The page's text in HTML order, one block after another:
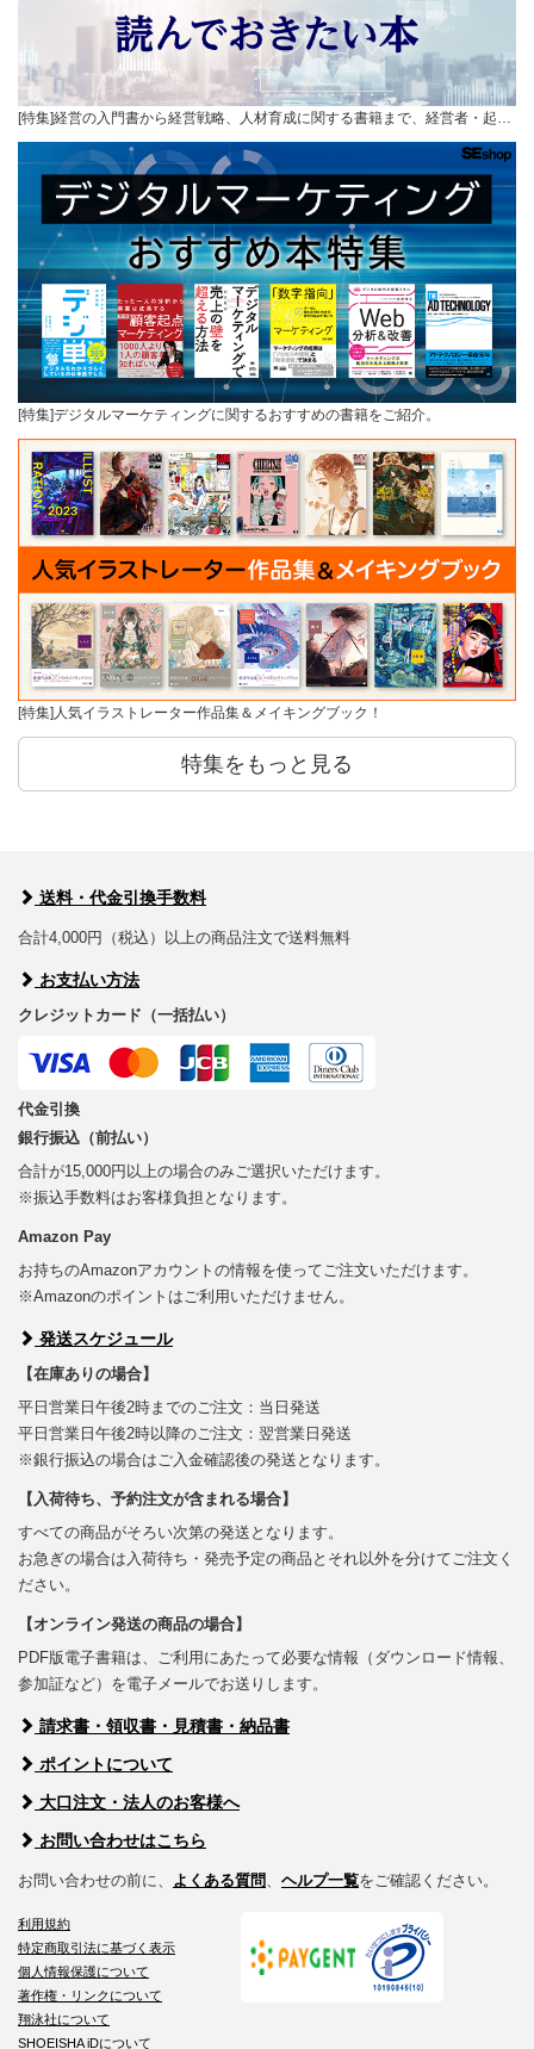
[特集]経営の入門書から経営戦略、人材育成に関する書籍まで、経営者・起…
[特集]デジタルマーケティングに関するおすすめの書籍をご紹介。
[特集]人気イラストレーター作品集＆メイキングブック！
特集をもっと見る
送料・代金引換手数料
合計4,000円（税込）以上の商品注文で送料無料
お支払い方法
クレジットカード（一括払い）
代金引換
銀行振込（前払い）
合計が15,000円以上の場合のみご選択いただけます。
※振込手数料はお客様負担となります。
Amazon Pay
お持ちのAmazonアカウントの情報を使ってご注文いただけます。
※Amazonのポイントはご利用いただけません。
発送スケジュール
【在庫ありの場合】
平日営業日午後2時までのご注文：当日発送
平日営業日午後2時以降のご注文：翌営業日発送
※銀行振込の場合はご入金確認後の発送となります。
【入荷待ち、予約注文が含まれる場合】
すべての商品がそろい次第の発送となります。
お急ぎの場合は入荷待ち・発売予定の商品とそれ以外を分けてご注文く
ださい。
【オンライン発送の商品の場合】
PDF版電子書籍は、ご利用にあたって必要な情報（ダウンロード情報、
参加証など）を電子メールでお送りします。
請求書・領収書・見積書・納品書
ポイントについて
大口注文・法人のお客様へ
お問い合わせはこちら
お問い合わせの前に、 よくある質問 ヘルプ一覧をご確認ください。
利用規約
特定商取引法に基づく表示
個人情報保護について
著作権・リンクについて
翔泳社について
SHOEISHA iDについて